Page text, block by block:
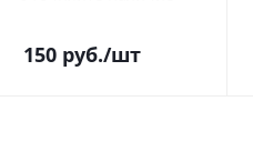
150 руб./шт